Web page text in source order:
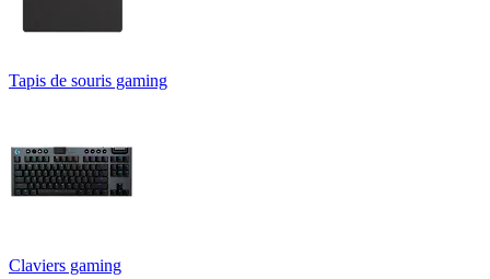
Tapis de souris gaming
Claviers gaming